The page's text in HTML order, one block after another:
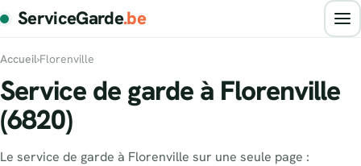
ServiceGarde.be
Accueil›Florenville
Service de garde à Florenville
(6820)
Le service de garde à Florenville sur une seule page :